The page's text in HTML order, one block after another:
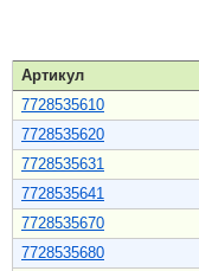
Артикул
7728535610
7728535620
7728535631
7728535641
7728535670
7728535680